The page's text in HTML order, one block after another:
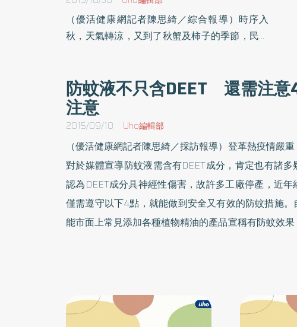
（優活健康網記者陳思綺／綜合報導）時序入
秋，天氣轉涼，又到了秋蟹及柿子的季節，民眾
師表示，柿子中的單寧酸，容易與與螃蟹的蛋白
質凝結，造成腸胃不適、消化困難，建議分開食
用。柿子營養豐富 且具抗氧化作用部立南投醫
素C及鉀、鎂、碘等營養素，也含有碳水化合
物、少量的蛋白質及粗纖維。其中維生素C具有
抗氧化的功能，單寧酸則對心血管有幫助。在選
購柿子時，應選擇柿子的果形整齊飽滿、果皮光
滑沒有褐斑或蟲孔，食用時無澀味為佳，顏色較
才能品嘗美味及顧及健康。另外，本身若有過敏
體質者，需在醫生的建議下食用，避免引起身體
防蚊液不只含DEET 還需注意
注意
2015/09/10 Uho編輯部
（優活健康網記者陳思綺／採訪報導）登革熱疫情嚴
對於媒體宣導防蚊液需含有DEET成分，肯定也有諸
認為DEET成分具神經性傷害，故許多工廠停產，近年
僅需遵守以下4點，就能做到安全又有效的防蚊措施
能市面上常見添加各種植物精油的產品宣稱有防蚊效果
防蚊液，會對兒童造成神經性傷害，造成許多人不敢使
證實，神經傷害與此成分無關，民眾無須過度擔心。